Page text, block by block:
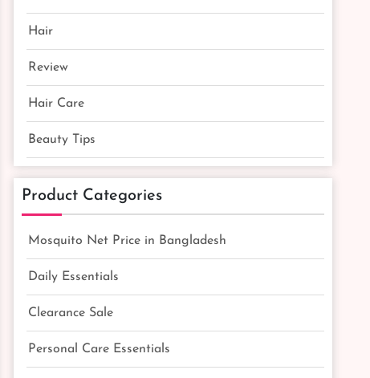
Hair
Review
Hair Care
Beauty Tips
Product Categories
Mosquito Net Price in Bangladesh
Daily Essentials
Clearance Sale
Personal Care Essentials